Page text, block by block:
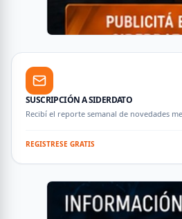
SUSCRIPCIÓN A SIDERDATO
Recibí el reporte semanal de novedades
REGISTRESE GRATIS